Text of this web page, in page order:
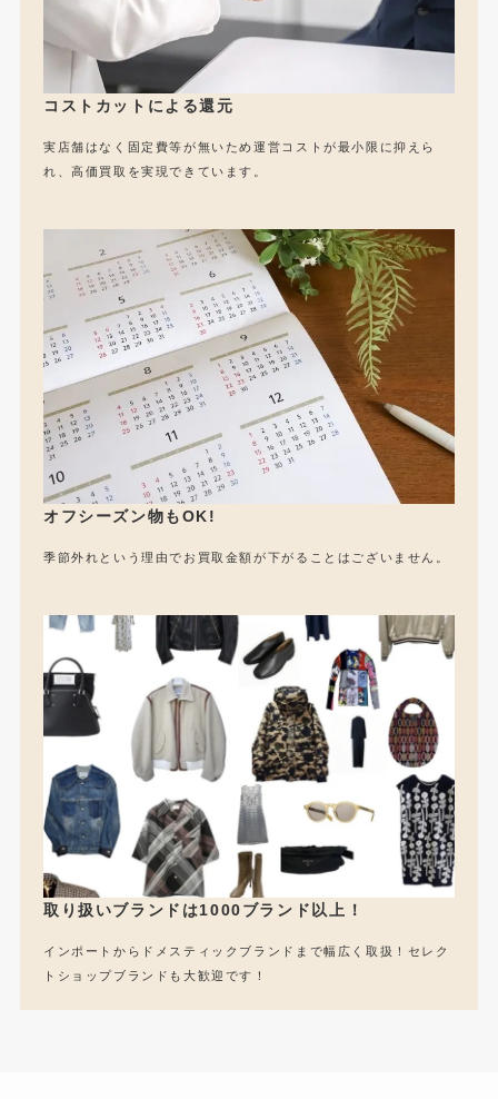
コストカットによる還元
実店舗はなく固定費等が無いため運営コストが最小限に抑えら
れ、高価買取を実現できています。
オフシーズン物もOK!
季節外れという理由でお買取金額が下がることはございません。
取り扱いブランドは1000ブランド以上！
インポートからドメスティックブランドまで幅広く取扱！セレク
トショップブランドも大歓迎です！